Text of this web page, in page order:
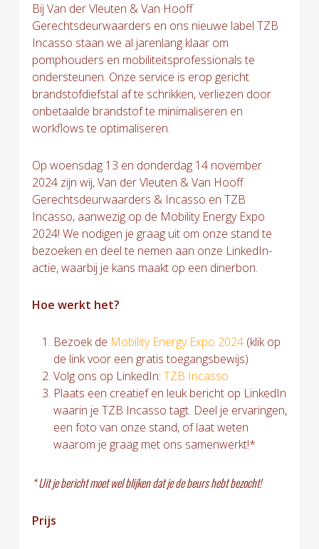
Bij Van der Vleuten & Van Hooff
Gerechtsdeurwaarders en ons nieuwe label TZB
Incasso staan we al jarenlang klaar om
pomphouders en mobiliteitsprofessionals te
ondersteunen. Onze service is erop gericht
brandstofdiefstal af te schrikken, verliezen door
onbetaalde brandstof te minimaliseren en
workflows te optimaliseren.
Op woensdag 13 en donderdag 14 november
2024 zijn wij, Van der Vleuten & Van Hooff
Gerechtsdeurwaarders & Incasso en TZB
Incasso, aanwezig op de Mobility Energy Expo
2024! We nodigen je graag uit om onze stand te
bezoeken en deel te nemen aan onze LinkedIn-
actie, waarbij je kans maakt op een dinerbon.
Hoe werkt het?
Bezoek de Mobility Energy Expo 2024(klik op
de link voor een gratis toegangsbewijs)
Volg ons op LinkedIn: TZB Incasso
Plaats een creatief en leuk bericht op LinkedIn
waarin je TZB Incasso tagt. Deel je ervaringen,
een foto van onze stand, of laat weten
waarom je graag met ons samenwerkt!*
* Uit je bericht moet wel blijken dat je de beurs hebt bezocht!
Prijs